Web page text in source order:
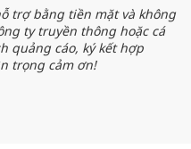
trợ bằng tiền mặt và không
ty truyền thông hoặc cá
quảng cáo, ký kết hợp
trọng cảm ơn!